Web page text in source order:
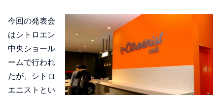
今回の発表会
はシトロエン
中央ショール
ームで行われ
たが、シトロ
エニストとい